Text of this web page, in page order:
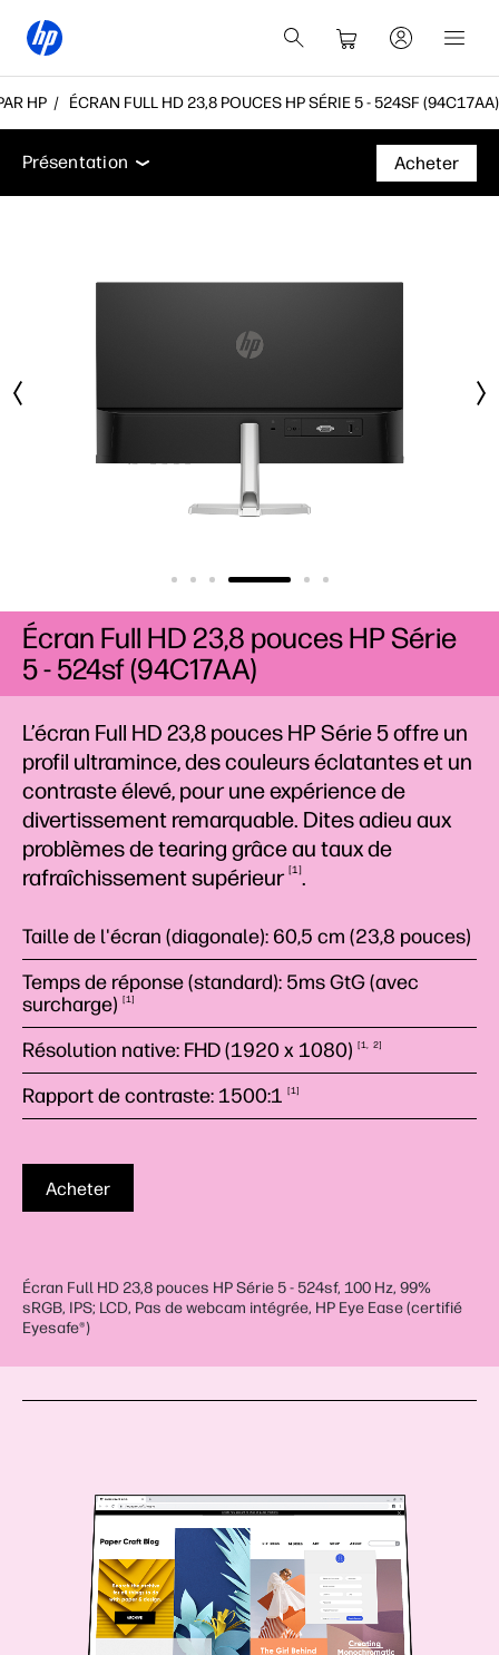
HP ÉCRAN FULL HD 23,8 POUCES HP SÉRIE 5 - 524SF (94C17AA)
Présentation Caractéristiques
Fiche technique
Présentation
Acheter
L’écran Full HD 23,8 pouces HP Série 5 offre un
profil ultramince, des couleurs éclatantes et un
contraste élevé, pour une expérience de
divertissement remarquable. Dites adieu aux
problèmes de tearing grâce au taux de
rafraîchissementsupérieur 1 .
Taille de l'écran (diagonale): 60,5 cm (23,8 pouces)
Temps de réponse (standard): 5ms GtG (avec
surcharge)
1
Résolution native: FHD (1920 x 1080) 1 2
Rapport de contraste: 1500:1 1
Acheter
Écran Full HD 23,8 pouces HP Série 5 - 524sf, 100 Hz, 99%
sRGB, IPS; LCD, Pas de webcam intégrée, HP Eye Ease (certifié
Eyesafe®)
Écran Full HD 23,8 pouces HP Série
5 - 524sf (94C17AA)